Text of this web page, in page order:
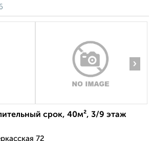
›
срок, 40м², 3/9 этаж
72